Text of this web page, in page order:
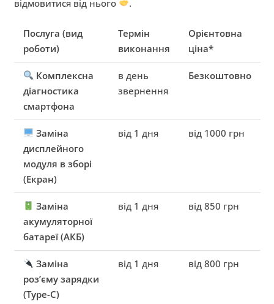
відмовитися від нього
.
Послуга (вид
роботи)
Термін
виконання
Орієнтовна
ціна*
Комплексна
діагностика
смартфона
в день
звернення
Безкоштовно
Заміна
дисплейного
модуля в зборі
(Екран)
від 1 дня від 1000 грн
Заміна
акумуляторної
батареї (АКБ)
від 1 дня від 850 грн
Заміна
роз’єму зарядки
(Type-C)
від 1 дня від 800 грн